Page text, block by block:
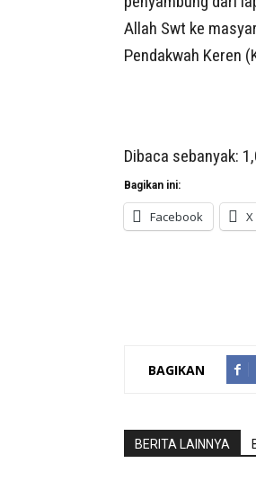
Allah Swt ke
Pendakwah Keren
Dibaca sebanyak:
Bagikan ini:
Facebook X
BAGIKAN
BERITA LAINNYA